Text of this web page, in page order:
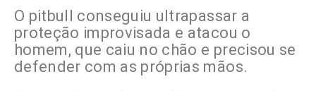
O pitbull conseguiu ultrapassar a
proteção improvisada e atacou o
homem, que caiu no chão e precisou se
defender com as próprias mãos.